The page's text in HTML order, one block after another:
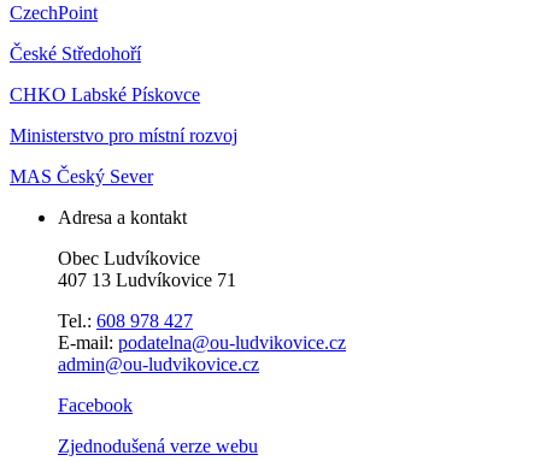
CzechPoint
České Středohoří
CHKO Labské Pískovce
Ministerstvo pro místní rozvoj
MAS Český Sever
Adresa a kontakt
Obec Ludvíkovice
407 13 Ludvíkovice 71
Tel.: 608 978 427
E-mail: podatelna@ou-ludvikovice.cz
admin@ou-ludvikovice.cz
Facebook
Zjednodušená verze webu